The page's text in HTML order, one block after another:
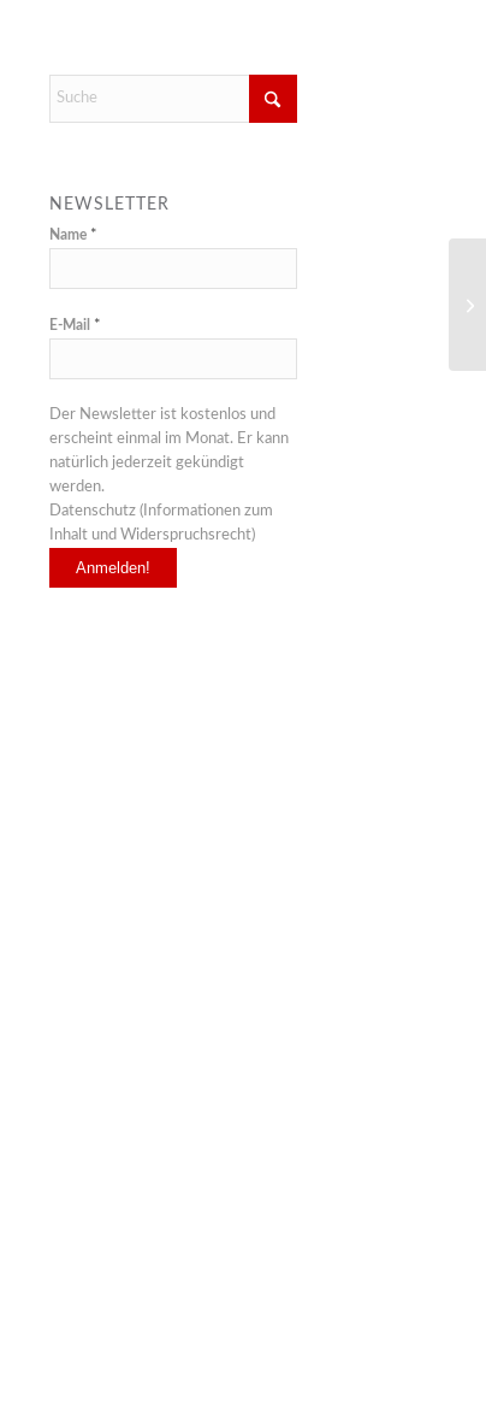
NEWSLETTER
Name *
E-Mail *
Der Newsletter ist kostenlos und
erscheint einmal im Monat. Er kann
natürlich jederzeit gekündigt
werden.
Datenschutz (Informationen zum
Inhalt und Widerspruchsrecht)